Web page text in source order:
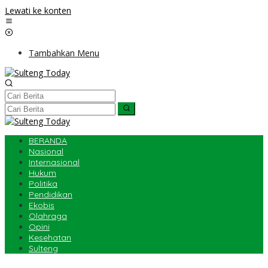
Lewati ke konten
Tambahkan Menu
BERANDA
Nasional
Internasional
Hukum
Politika
Pendidikan
Ekobis
Olahraga
Opini
Kesehatan
Sulteng